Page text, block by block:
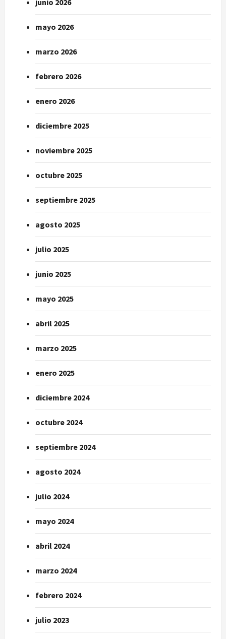
junio 2026
mayo 2026
marzo 2026
febrero 2026
enero 2026
diciembre 2025
noviembre 2025
octubre 2025
septiembre 2025
agosto 2025
julio 2025
junio 2025
mayo 2025
abril 2025
marzo 2025
enero 2025
diciembre 2024
octubre 2024
septiembre 2024
agosto 2024
julio 2024
mayo 2024
abril 2024
marzo 2024
febrero 2024
julio 2023